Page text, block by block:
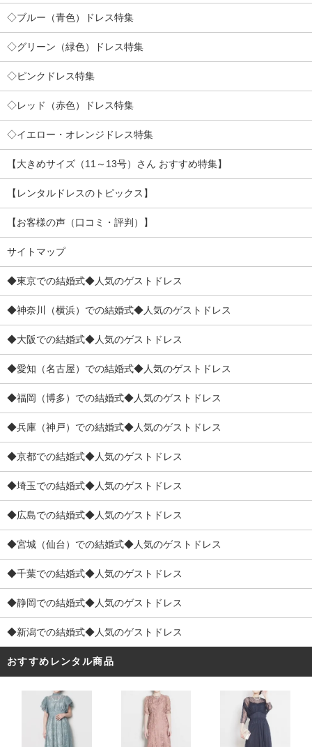
◇ブルー（青色）ドレス特集
◇グリーン（緑色）ドレス特集
◇ピンクドレス特集
◇レッド（赤色）ドレス特集
◇イエロー・オレンジドレス特集
【大きめサイズ（11～13号）さん おすすめ特集】
【レンタルドレスのトピックス】
【お客様の声（口コミ・評判）】
サイトマップ
◆東京での結婚式◆人気のゲストドレス
◆神奈川（横浜）での結婚式◆人気のゲストドレス
◆大阪での結婚式◆人気のゲストドレス
◆愛知（名古屋）での結婚式◆人気のゲストドレス
◆福岡（博多）での結婚式◆人気のゲストドレス
◆兵庫（神戸）での結婚式◆人気のゲストドレス
◆京都での結婚式◆人気のゲストドレス
◆埼玉での結婚式◆人気のゲストドレス
◆広島での結婚式◆人気のゲストドレス
◆宮城（仙台）での結婚式◆人気のゲストドレス
◆千葉での結婚式◆人気のゲストドレス
◆静岡での結婚式◆人気のゲストドレス
◆新潟での結婚式◆人気のゲストドレス
おすすめレンタル商品